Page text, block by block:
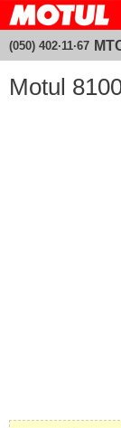
Motul
(050) 402·11·67